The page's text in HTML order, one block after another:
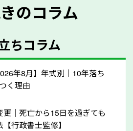
万キロ）
をつけやすくなります。
のコラム
ちコラム
年8月】年式別｜10年落ち
く理由
｜死亡から15日を過ぎても
行政書士監修】